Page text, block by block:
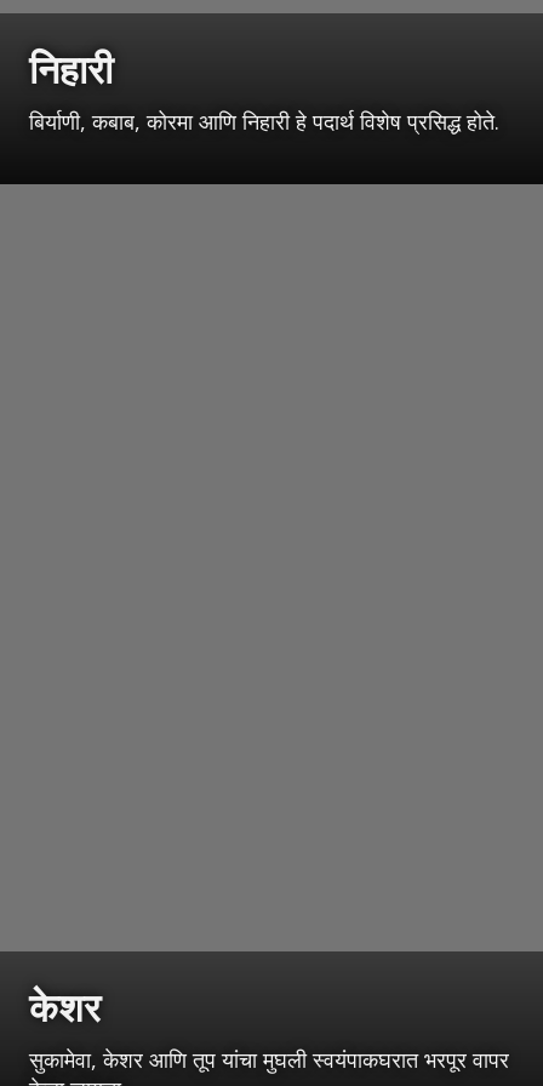
निहारी
बिर्याणी, कबाब, कोरमा आणि निहारी हे पदार्थ विशेष प्रसिद्ध होते.
केशर
सुकामेवा, केशर आणि तूप यांचा मुघली स्वयंपाकघरात भरपूर वापर